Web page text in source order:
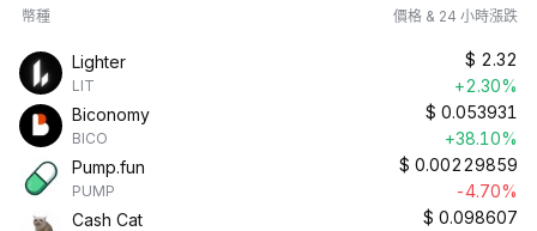
幣種 價格 & 24 小時漲跌
Lighter
LIT
$ 2.32
+2.30%
Biconomy
BICO
$ 0.053931
+38.10%
Pump.fun
PUMP
$ 0.00229859
-4.70%
Cash Cat
$ 0.098607